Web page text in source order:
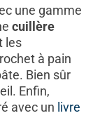
une gamme
cuillère
les
à pain
Bien sûr
Enfin,
avec un livre